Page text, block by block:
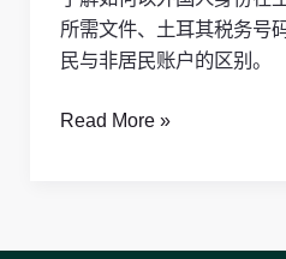
所需文件、土耳其税务号
民与非居民账户的区别。
账
户
Read More »